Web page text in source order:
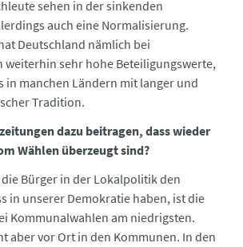
sehen in der sinkenden
auch eine Normalisierung.
Deutschland nämlich bei
weiterhin sehr hohe Beteiligungswerte,
in manchen Ländern mit langer und
Tradition.
dazu beitragen, dass wieder
Wählen überzeugt sind?
Bürger in der Lokalpolitik den
in unserer Demokratie haben, ist die
Kommunalwahlen am niedrigsten.
aber vor Ort in den Kommunen. In den